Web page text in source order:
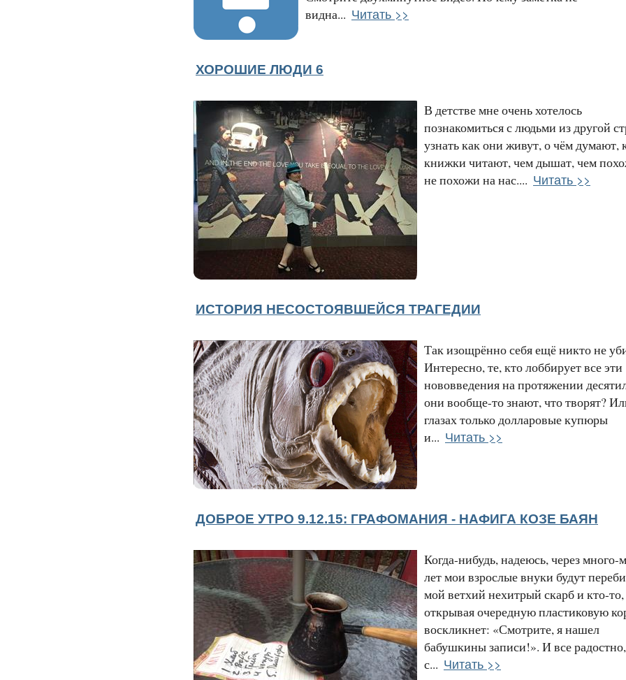
видна... Читать >>
ХОРОШИЕ ЛЮДИ 6
В детстве мне очень хотелось
познакомиться с людьми из другой
узнать как они живут, о чём думают,
книжки читают, чем дышат, чем
не похожи на нас.... Читать >>
ИСТОРИЯ НЕСОСТОЯВШЕЙСЯ ТРАГЕДИИ
Так изощрённо себя ещё никто не
Интересно, те, кто лоббирует все эти
нововведения на протяжении
они вообще-то знают, что творят?
глазах только долларовые купюры
и... Читать >>
ДОБРОЕ УТРО 9.12.15: ГРАФОМАНИЯ - НАФИГА КОЗЕ БАЯН
Когда-нибудь, надеюсь, через много-
лет мои взрослые внуки будут
мой ветхий нехитрый скарб и кто-то,
открывая очередную пластиковую
воскликнет: «Смотрите, я нашел
бабушкины записи!». И все радостно,
с... Читать >>